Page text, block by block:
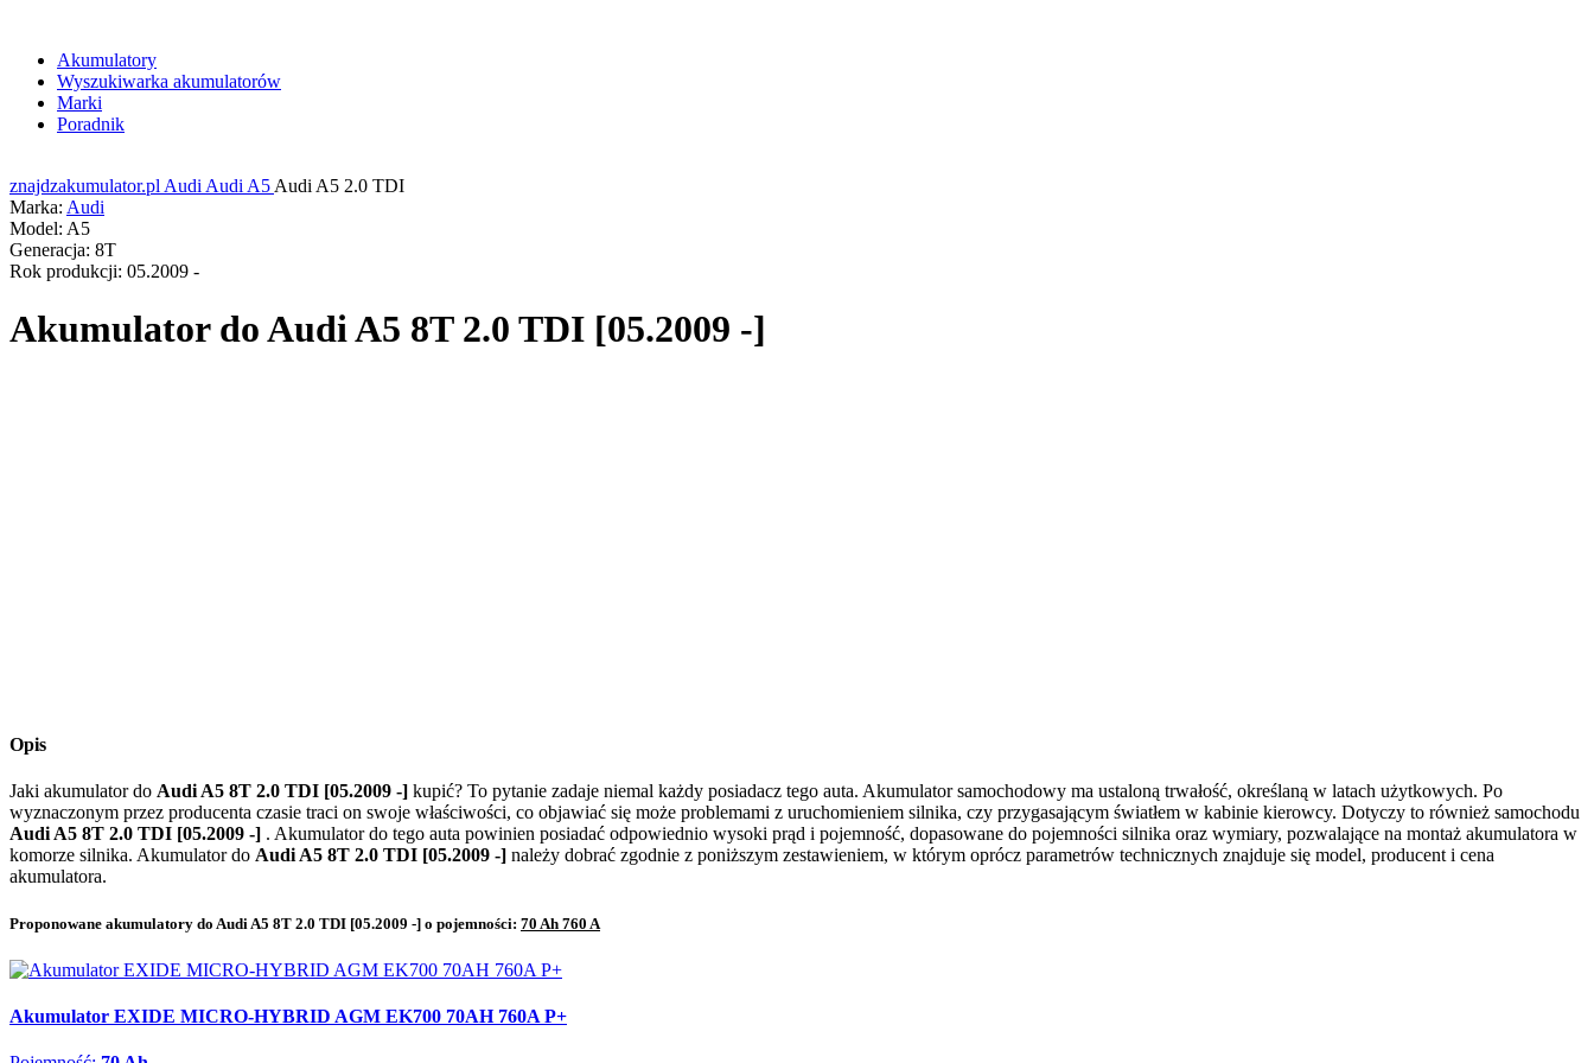
Akumulatory
Wyszukiwarka akumulatorów
Marki
Poradnik
znajdzakumulator.pl Audi Audi A5 Audi A5 2.0 TDI
Marka: Audi
Model: A5
Generacja: 8T
Rok produkcji: 05.2009 -
Akumulator doAudi A5 8T 2.0 TDI [05.2009 -]
Opis
Jaki akumulator do Audi A5 8T 2.0 TDI [05.2009 -] kupić? To pytanie zadaje niemal każdy posiadacz tego auta. Akumulator samochodowy ma ustaloną trwałość, określaną w latach użytkowych. Po
wyznaczonym przez producenta czasie traci on swoje właściwości, co objawiać się może problemami z uruchomieniem silnika, czy przygasającym światłem w kabinie kierowcy. Dotyczy to również samochodu
Audi A5 8T 2.0 TDI [05.2009 -] . Akumulator do tego auta powinien posiadać odpowiednio wysoki prąd i pojemność, dopasowane do pojemności silnika oraz wymiary, pozwalające na montaż akumulatora w
komorze silnika. Akumulator do Audi A5 8T 2.0 TDI [05.2009 -] należy dobrać zgodnie z poniższym zestawieniem, w którym oprócz parametrów technicznych znajduje się model, producent i cena
akumulatora.
Proponowane akumulatory do Audi A5 8T 2.0 TDI [05.2009 -] o pojemności: 70 Ah 760 A
Akumulator EXIDE MICRO-HYBRID AGM EK700 70AH 760A P+